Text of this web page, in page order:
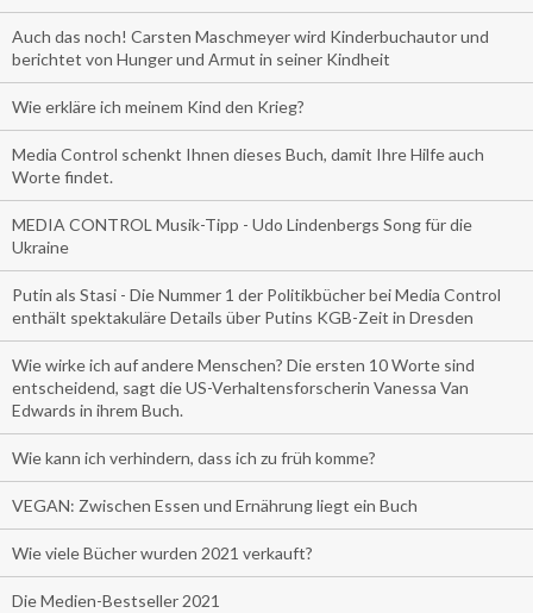
Auch das noch! Carsten Maschmeyer wird Kinderbuchautor und
berichtet von Hunger und Armut in seiner Kindheit
Wie erkläre ich meinem Kind den Krieg?
Media Control schenkt Ihnen dieses Buch, damit Ihre Hilfe auch
Worte findet.
MEDIA CONTROL Musik-Tipp - Udo Lindenbergs Song für die
Ukraine
Putin als Stasi - Die Nummer 1 der Politikbücher bei Media Control
enthält spektakuläre Details über Putins KGB-Zeit in Dresden
Wie wirke ich auf andere Menschen? Die ersten 10 Worte sind
entscheidend, sagt die US-Verhaltensforscherin Vanessa Van
Edwards in ihrem Buch.
Wie kann ich verhindern, dass ich zu früh komme?
VEGAN: Zwischen Essen und Ernährung liegt ein Buch
Wie viele Bücher wurden 2021 verkauft?
Die Medien-Bestseller 2021